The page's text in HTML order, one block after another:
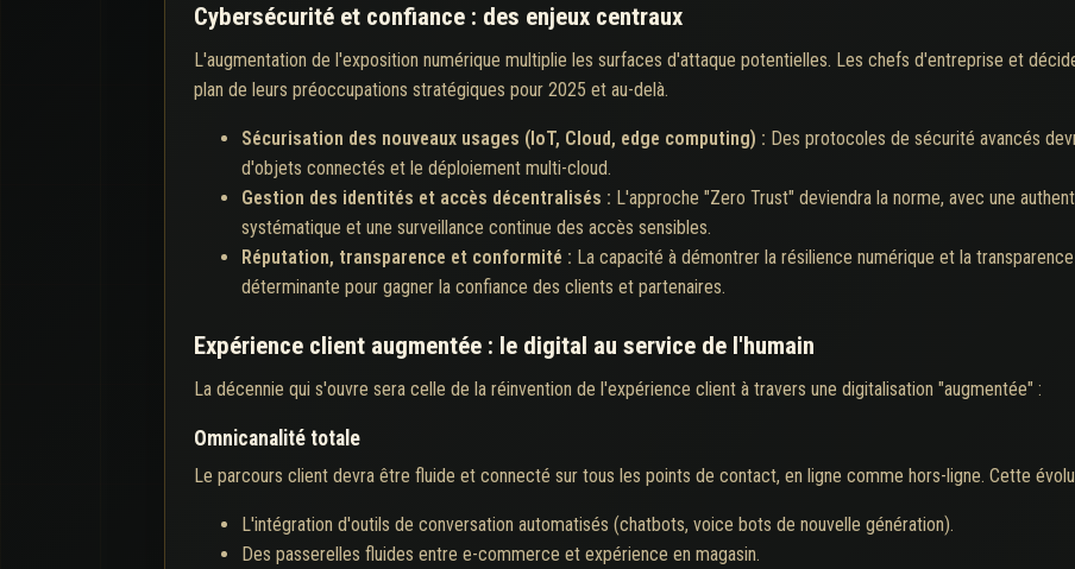
Cybersécurité et confiance : des enjeux centraux
L'augmentation de l'exposition numérique multiplie les surfaces d'attaque potentielles. Les chefs d'entreprise et
plan de leurs préoccupations stratégiques pour 2025 et au-delà.
Sécurisation des nouveaux usages (IoT, Cloud, edge computing) : Des protocoles de sécurité avancés
d'objets connectés et le déploiement multi-cloud.
Gestion des identités et accès décentralisés : L'approche "Zero Trust" deviendra la norme, avec une
systématique et une surveillance continue des accès sensibles.
Réputation, transparence et conformité : La capacité à démontrer la résilience numérique et la
déterminante pour gagner la confiance des clients et partenaires.
Expérience client augmentée : le digital au service de l'humain
La décennie qui s'ouvre sera celle de la réinvention de l'expérience client à travers une digitalisation "augmentée" :
Omnicanalité totale
Le parcours client devra être fluide et connecté sur tous les points de contact, en ligne comme hors-ligne. Cette
L'intégration d'outils de conversation automatisés (chatbots, voice bots de nouvelle génération).
Des passerelles fluides entre e-commerce et expérience en magasin.